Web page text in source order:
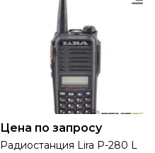
Цена по запросу
Радиостанция Lira P-280 L